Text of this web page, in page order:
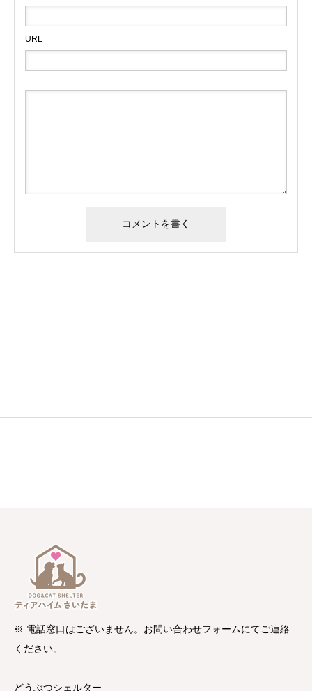
URL
※ 電話窓口はございません。お問い合わせフォームにてご連絡
ください。
どうぶつシェルター